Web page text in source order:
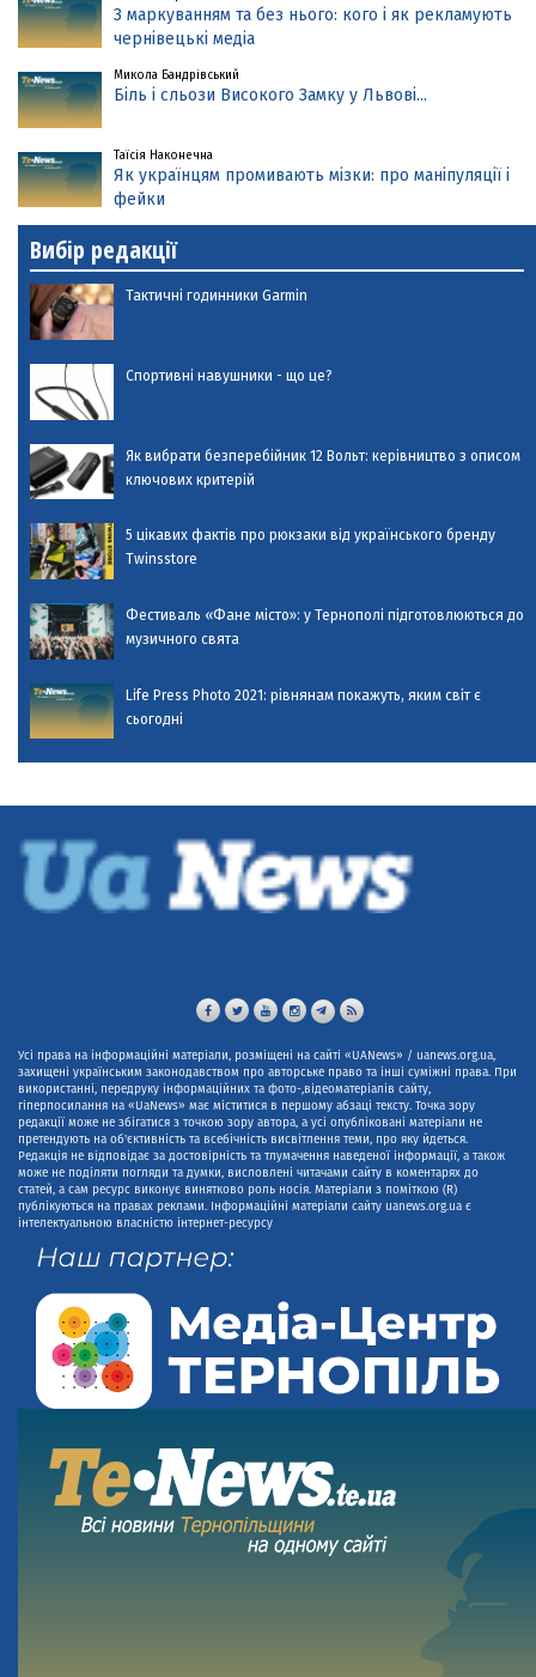
З маркуванням та без нього: кого і як рекламують
чернівецькі медіа
Микола Бандрівський
Біль і сльози Високого Замку у Львові...
Таїсія Наконечна
Як українцям промивають мізки: про маніпуляції і
фейки
Вибір редакції
Тактичні годинники Garmin
Спортивні навушники - що це?
Як вибрати безперебійник 12 Вольт: керівництво з описом
ключових критерій
5 цікавих фактів про рюкзаки від українського бренду
Twinsstore
Фестиваль «Фане місто»: у Тернополі підготовлюються до
музичного свята
Life Press Photo 2021: рівнянам покажуть, яким світ є
сьогодні
Усі права на інформаційні матеріали, розміщені на сайті «UANews» / uanews.org.ua,
захищені українським законодавством про авторське право та інші суміжні права. При
використанні, передруку інформаційних та фото-,відеоматеріалів сайту,
гіперпосилання на «UaNews» має міститися в першому абзаці тексту. Точка зору
редакції може не збігатися з точкою зору автора, а усі опубліковані матеріали не
претендують на об'єктивність та всебічність висвітлення теми, про яку йдеться.
Редакція не відповідає за достовірність та тлумачення наведеної інформації, а також
може не поділяти погляди та думки, висловлені читачами сайту в коментарях до
статей, а сам ресурс виконує винятково роль носія. Матеріали з поміткою (R)
публікуються на правах реклами. Інформаційні матеріали сайту uanews.org.ua є
інтелектуальною власністю інтернет-ресурсу